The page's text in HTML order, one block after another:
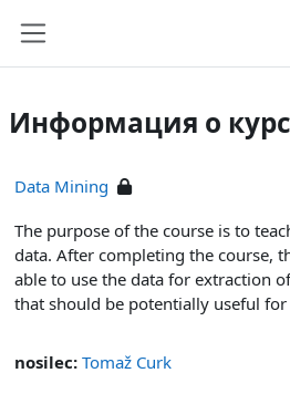
Информация о
Data Mining
The purpose of the course is to
data. After completing the course,
able to use the data for extraction
that should be potentially useful for
nosilec: Tomaž Curk